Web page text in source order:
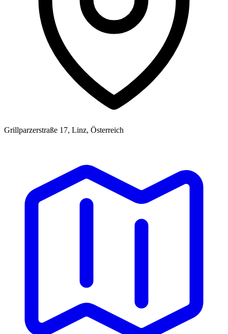
Grillparzerstraße 17, Linz, Österreich